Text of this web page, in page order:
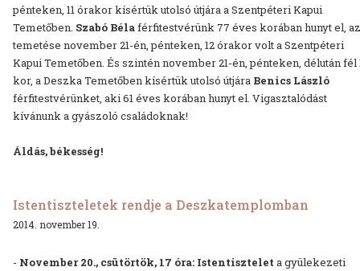
pénteken, 11 órakor kísértük utolsó útjára a Szentpéteri Kapui
Temetőben. Szabó Bélaférfitestvérünk 77 éves korában hunyt el,
temetése november 21-én, pénteken, 12 órakor volt a Szentpéteri
Kapui Temetőben. És szintén november 21-én, pénteken, délután fél
kor, a Deszka Temetőben kísértük utolsó útjára Benics László
férfitestvérünket, aki 61 éves korában hunyt el. Vigasztalódást
kívánunk a gyászoló családoknak!
Áldás, békesség!
Istentiszteletek rendje a Deszkatemplomban
2014. november 19.
- November 20., csütörtök, 17 óra: Istentisztelet a gyülekezeti